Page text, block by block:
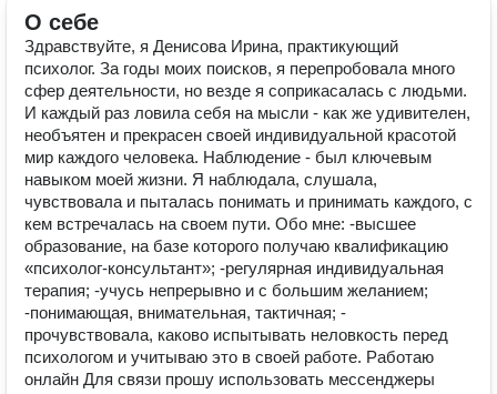
О себе
Здравствуйте, я Денисова Ирина, практикующий
психолог. За годы моих поисков, я перепробовала много
сфер деятельности, но везде я соприкасалась с людьми.
И каждый раз ловила себя на мысли - как же удивителен,
необъятен и прекрасен своей индивидуальной красотой
мир каждого человека. Наблюдение - был ключевым
навыком моей жизни. Я наблюдала, слушала,
чувствовала и пыталась понимать и принимать каждого, с
кем встречалась на своем пути. Обо мне: -высшее
образование, на базе которого получаю квалификацию
«психолог-консультант»; -регулярная индивидуальная
терапия; -учусь непрерывно и с большим желанием;
-понимающая, внимательная, тактичная; -
прочувствовала, каково испытывать неловкость перед
психологом и учитываю это в своей работе. Работаю
онлайн Для связи прошу использовать мессенджеры